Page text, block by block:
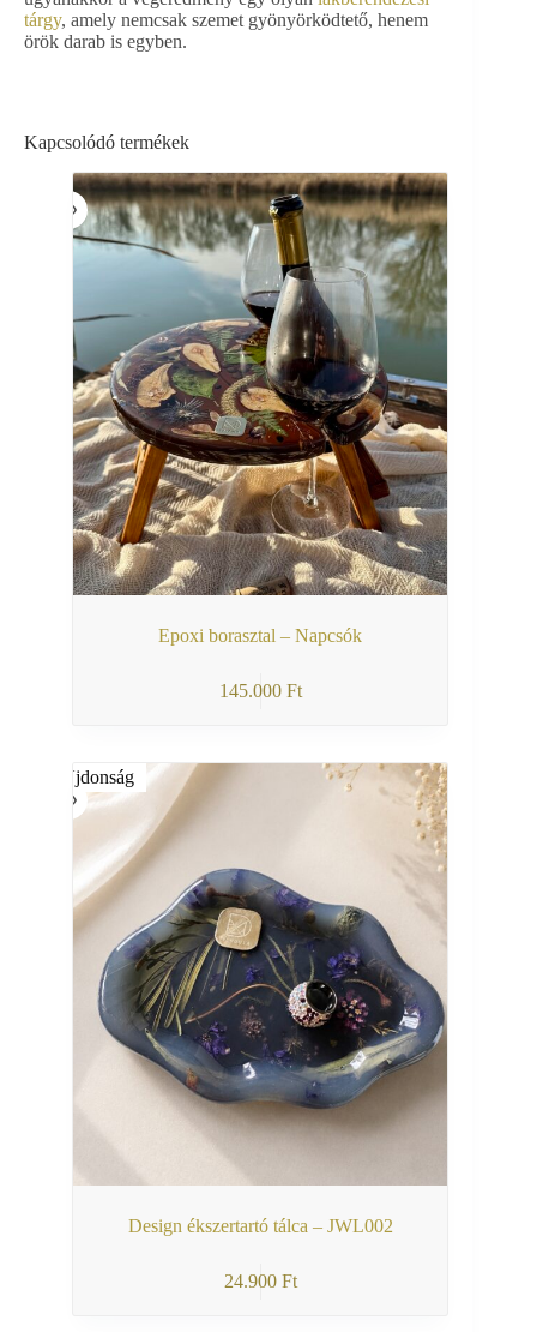
tárgy, amely nemcsak szemet gyönyörködtető, henem
örök darab is egyben.
Kapcsolódó termékek
Epoxi borasztal – Napcsók
145.000 Ft
Újdonság
Design ékszertartó tálca – JWL002
24.900 Ft